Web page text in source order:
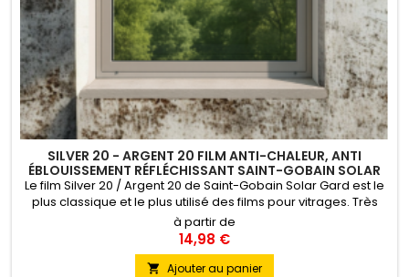
SILVER 20 - ARGENT 20 FILM ANTI-CHALEUR, ANTI
ÉBLOUISSEMENT RÉFLÉCHISSANT SAINT-GOBAIN SOLAR
GARD
Le film Silver 20 / Argent 20 de Saint-Gobain Solar Gard est le
plus classique et le plus utilisé des films pour vitrages. Très
efficace contre l'éblouissement et la chaleur, il est
principalement appliqué sur des surfaces vitrées de bureaux,
d'établissements administratifs ou scolaires.Il bénéficie de
l'Avis Technique favorable du CSTB. Pose Intérieure
à partir de
14,98 €
 Ajouter au panier